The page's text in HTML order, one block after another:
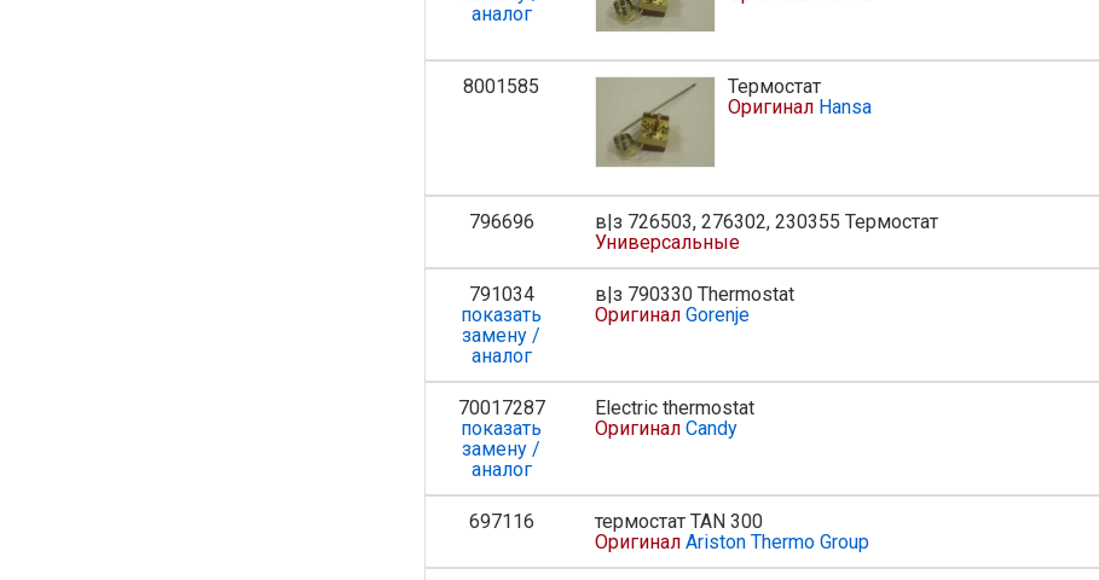
аналог
8001585
Термостат
Оригинал Hansa
796696
в|з 726503, 276302, 230355 Термостат
Универсальные
791034
показать
замену /
аналог
в|з 790330 Thermostat
Оригинал Gorenje
70017287
показать
замену /
аналог
Electric thermostat
Оригинал Candy
697116
термостат TAN 300
Оригинал Ariston Thermo Group